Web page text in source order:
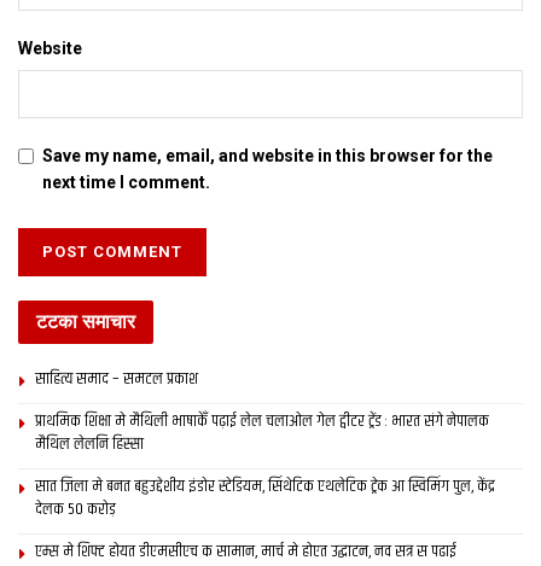
Website
Save my name, email, and website in this browser for the
next time I comment.
टटका समाचार
साहित्य समाद – समटल प्रकाश
प्राथमिक शि‍क्षा मे मैथि‍ली भाषाकेँ पढ़ाई लेल चलाओल गेल ट्वीटर ट्रेंड : भारत संगे नेपालक
मैथिल लेलनि हिस्सा
सात जिला मे बनत बहुउद्देशीय इंडोर स्‍टेडि‍यम, सिंथेटिक एथलेटिक ट्रेक आ स्विमिंग पुल, केंद्र
देलक 50 करोड़
एम्स मे शिफ्ट होयत डीएमसीएच क सामान, मार्च मे होएत उद्घाटन, नव सत्र स पढाई